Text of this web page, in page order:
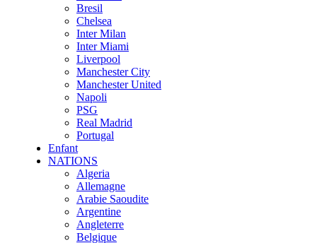
Bresil
Chelsea
Inter Milan
Inter Miami
Liverpool
Manchester City
Manchester United
Napoli
PSG
Real Madrid
Portugal
Enfant
NATIONS
Algeria
Allemagne
Arabie Saoudite
Argentine
Angleterre
Belgique